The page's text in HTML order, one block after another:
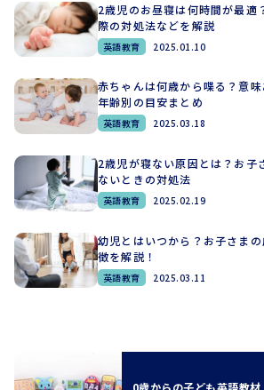
2歳児のお昼寝は何時間が最適
際の対処法などを解説
英語教育 2025.01.10
赤ちゃんは何歳から喋る？意
年齢別の目安まとめ
英語教育 2025.03.18
2歳児が寝ない原因とは？お子
ないときの対処法
英語教育 2025.02.19
幼児とはいつから？お子さま
徴を解説！
英語教育 2025.03.11